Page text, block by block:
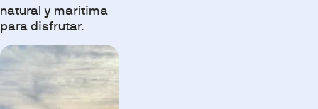
natural y marítima
para disfrutar.